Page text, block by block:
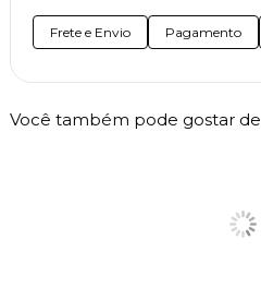
Frete e Envio Pagamento
Você também pode gostar de